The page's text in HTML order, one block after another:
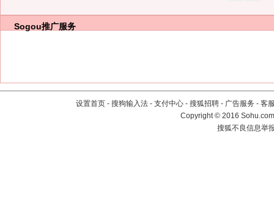
Sogou推广服务
设置首页 - 搜狗输入法 - 支付中心 - 搜狐招聘 - 广告服务 - 客
Copyright©2016
搜狐不良信息举